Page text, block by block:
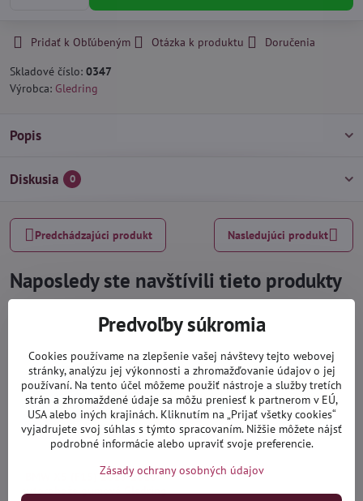
Pridať k Obľúbeným Otázka k produktu
Doručenia
Skladové číslo: 0347
Výrobca: Gledring
Popis
Diskusia 0
Predchádzajúci produkt Nasledujúci produkt
Naposledy ste navštívili tieto produkty
BMW X5 (F15) 2013-2018 -
autorohože gumové Gledring
Predvoľby súkromia
Cookies používame na zlepšenie vašej návštevy tejto webovej
stránky, analýzu jej výkonnosti a zhromažďovanie údajov o jej
používaní. Na tento účel môžeme použiť nástroje a služby tretích
strán a zhromaždené údaje sa môžu preniesť k partnerom v EÚ,
USA alebo iných krajinách. Kliknutím na „Prijať všetky cookies“
vyjadrujete svoj súhlas s týmto spracovaním. Nižšie môžete nájsť
podrobné informácie alebo upraviť svoje preferencie.
Zásady ochrany osobných údajov